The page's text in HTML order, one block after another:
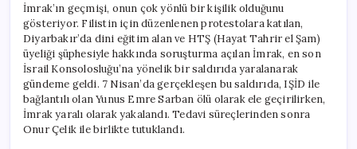
İmrak’ın geçmişi, onun çok yönlü bir kişilik olduğunu
gösteriyor. Filistin için düzenlenen protestolara katılan,
Diyarbakır’da dini eğitim alan ve HTŞ (Hayat Tahrir el Şam)
üyeliği şüphesiyle hakkında soruşturma açılan İmrak, en son
İsrail Konsolosluğu’na yönelik bir saldırıda yaralanarak
gündeme geldi. 7 Nisan’da gerçekleşen bu saldırıda, IŞİD ile
bağlantılı olan Yunus Emre Sarban ölü olarak ele geçirilirken,
İmrak yaralı olarak yakalandı. Tedavi süreçlerinden sonra
Onur Çelik ile birlikte tutuklandı.